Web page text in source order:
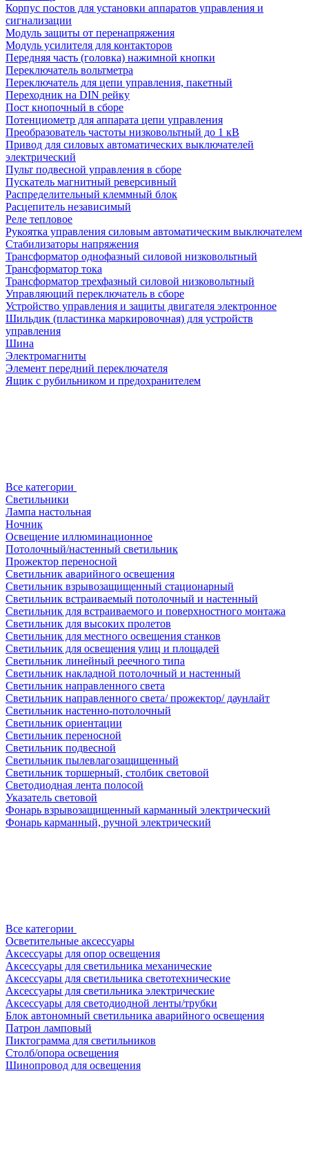
Корпус постов для установки аппаратов управления и
сигнализации
Модуль защиты от перенапряжения
Модуль усилителя для контакторов
Передняя часть (головка) нажимной кнопки
Переключатель вольтметра
Переключатель для цепи управления, пакетный
Переходник на DIN рейку
Пост кнопочный в сборе
Потенциометр для аппарата цепи управления
Преобразователь частоты низковольтный до 1 кВ
Привод для силовых автоматических выключателей
электрический
Пульт подвесной управления в сборе
Пускатель магнитный реверсивный
Распределительный клеммный блок
Расцепитель независимый
Реле тепловое
Рукоятка управления силовым автоматическим выключателем
Стабилизаторы напряжения
Трансформатор однофазный силовой низковольтный
Трансформатор тока
Трансформатор трехфазный силовой низковольтный
Управляющий переключатель в сборе
Устройство управления и защиты двигателя электронное
Шильдик (пластинка маркировочная) для устройств
управления
Шина
Электромагниты
Элемент передний переключателя
Ящик с рубильником и предохранителем
Все категории
Светильники
Лампа настольная
Ночник
Освещение иллюминационное
Потолочный/настенный светильник
Прожектор переносной
Светильник аварийного освещения
Светильник взрывозащищенный стационарный
Светильник встраиваемый потолочный и настенный
Светильник для встраиваемого и поверхностного монтажа
Светильник для высоких пролетов
Светильник для местного освещения станков
Светильник для освещения улиц и площадей
Светильник линейный реечного типа
Светильник накладной потолочный и настенный
Светильник направленного света
Светильник направленного света/ прожектор/ даунлайт
Светильник настенно-потолочный
Светильник ориентации
Светильник переносной
Светильник подвесной
Светильник пылевлагозащищенный
Светильник торшерный, столбик световой
Светодиодная лента полосой
Указатель световой
Фонарь взрывозащищенный карманный электрический
Фонарь карманный, ручной электрический
Все категории
Осветительные аксессуары
Аксессуары для опор освещения
Аксессуары для светильника механические
Аксессуары для светильника светотехнические
Аксессуары для светильника электрические
Аксессуары для светодиодной ленты/трубки
Блок автономный светильника аварийного освещения
Патрон ламповый
Пиктограмма для светильников
Столб/опора освещения
Шинопровод для освещения